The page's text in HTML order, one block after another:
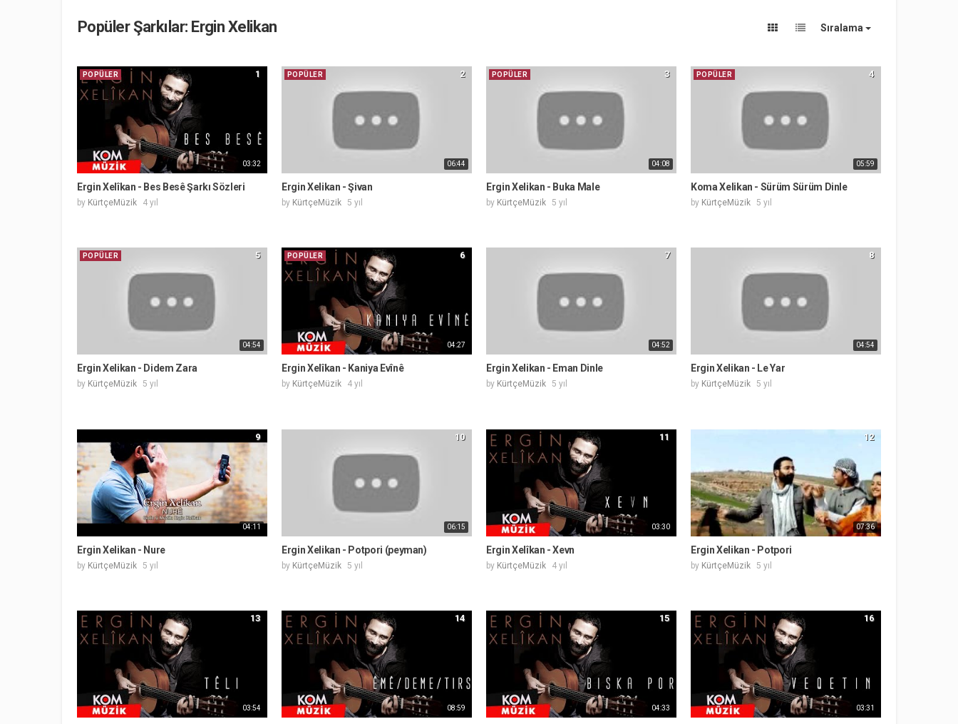
Popüler Şarkılar: Ergin Xelikan Sıralama
03:32
1
POPÜLER
Ergin Xelîkan - Bes Besê Şarkı Sözleri
by KürtçeMüzik 4 yıl
06:44
2
POPÜLER
Ergin Xelikan - Şivan
by KürtçeMüzik 5 yıl
04:08
3
POPÜLER
Ergin Xelikan - Buka Male
by KürtçeMüzik 5 yıl
05:59
4
POPÜLER
Koma Xelikan - Sürüm Sürüm Dinle
by KürtçeMüzik 5 yıl
04:54
5
POPÜLER
Ergin Xelikan - Didem Zara
by KürtçeMüzik 5 yıl
04:27
6
POPÜLER
Ergin Xelîkan - Kaniya Evînê
by KürtçeMüzik 4 yıl
04:52
7
Ergin Xelikan - Eman Dinle
by KürtçeMüzik 5 yıl
04:54
8
Ergin Xelikan - Le Yar
by KürtçeMüzik 5 yıl
04:11
9
Ergin Xelikan - Nure
by KürtçeMüzik 5 yıl
06:15
10
Ergin Xelikan - Potpori (peyman)
by KürtçeMüzik 5 yıl
03:30
11
Ergin Xelîkan - Xevn
by KürtçeMüzik 4 yıl
07:36
12
Ergin Xelikan - Potpori
by KürtçeMüzik 5 yıl
03:54
13
08:59
14
04:33
15
03:31
16